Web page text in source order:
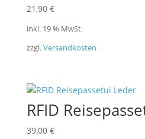
21,90 €
inkl. 19 % MwSt.
zzgl.Versandkosten
RFID
39,00 €